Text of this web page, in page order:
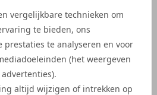
vergelijkbare technieken om
te bieden, ons
prestaties te analyseren en voor
(het weergeven
altijd wijzigen of intrekken op
-